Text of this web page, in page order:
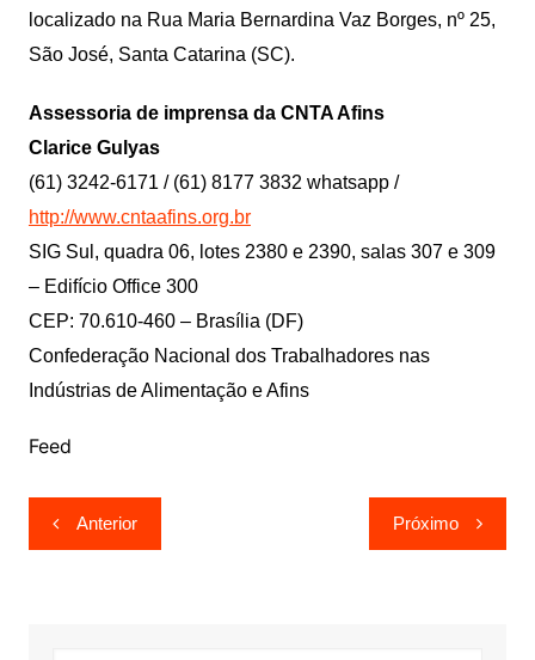
localizado na Rua Maria Bernardina Vaz Borges, nº 25,
São José, Santa Catarina (SC).
Assessoria de imprensa da CNTA Afins
Clarice Gulyas
(61) 3242-6171 / (61) 8177 3832 whatsapp /
http://www.cntaafins.org.br
SIG Sul, quadra 06, lotes 2380 e 2390, salas 307 e 309
– Edifício Office 300
CEP: 70.610-460 – Brasília (DF)
Confederação Nacional dos Trabalhadores nas
Indústrias de Alimentação e Afins
Feed
Navegação
de
Anterior Próximo